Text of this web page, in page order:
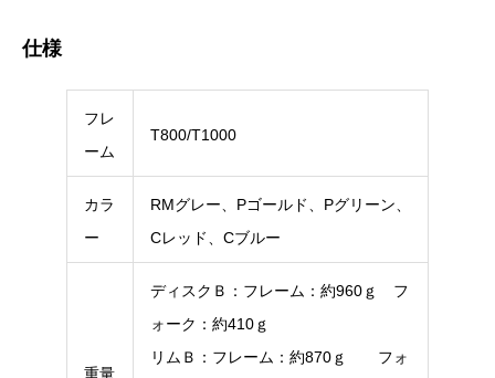
仕様
フレ
ーム
T800/T1000
カラ
ー
RMグレー、Pゴールド、Pグリーン、
Cレッド、Cブルー
重量
ディスクＢ：フレーム：約960ｇ フ
ォーク：約410ｇ
リムＢ：フレーム：約870ｇ フォ